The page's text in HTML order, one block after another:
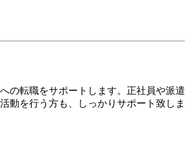
の転職をサポートします。正社員や派遣
動を行う方も、しっかりサポート致しま